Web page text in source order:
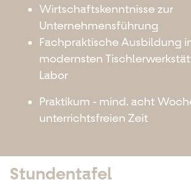
Wirtschaftskenntnisse zur
Unternehmensführung
Fachpraktische Ausbildung
modernsten
Labor
Praktikum - mind. acht
unterrichtsfreien Zeit
Stundentafel